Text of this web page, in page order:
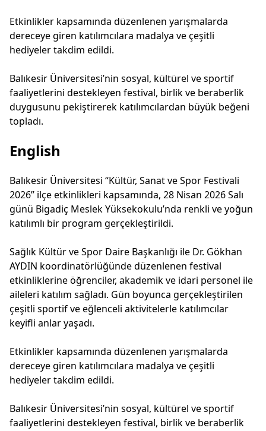
Etkinlikler kapsamında düzenlenen yarışmalarda
dereceye giren katılımcılara madalya ve çeşitli
hediyeler takdim edildi.
Balıkesir Üniversitesi’nin sosyal, kültürel ve sportif
faaliyetlerini destekleyen festival, birlik ve beraberlik
duygusunu pekiştirerek katılımcılardan büyük beğeni
topladı.
English
Balıkesir Üniversitesi “Kültür, Sanat ve Spor Festivali
2026” ilçe etkinlikleri kapsamında, 28 Nisan 2026 Salı
günü Bigadiç Meslek Yüksekokulu’nda renkli ve yoğun
katılımlı bir program gerçekleştirildi.
Sağlık Kültür ve Spor Daire Başkanlığı ile Dr. Gökhan
AYDIN koordinatörlüğünde düzenlenen festival
etkinliklerine öğrenciler, akademik ve idari personel ile
aileleri katılım sağladı. Gün boyunca gerçekleştirilen
çeşitli sportif ve eğlenceli aktivitelerle katılımcılar
keyifli anlar yaşadı.
Etkinlikler kapsamında düzenlenen yarışmalarda
dereceye giren katılımcılara madalya ve çeşitli
hediyeler takdim edildi.
Balıkesir Üniversitesi’nin sosyal, kültürel ve sportif
faaliyetlerini destekleyen festival, birlik ve beraberlik